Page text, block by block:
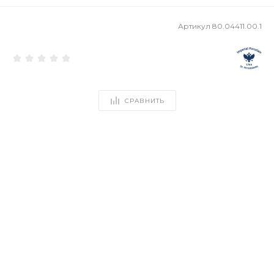
Артикул 80.04411.00.1
СРАВНИТЬ